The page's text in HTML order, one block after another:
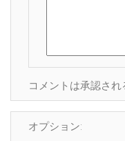
コメントは承認され
オプション: